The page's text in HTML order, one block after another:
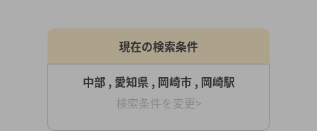
現在の検索条件
中部 , 愛知県 , 岡崎市 , 岡崎駅
検索条件を変更>